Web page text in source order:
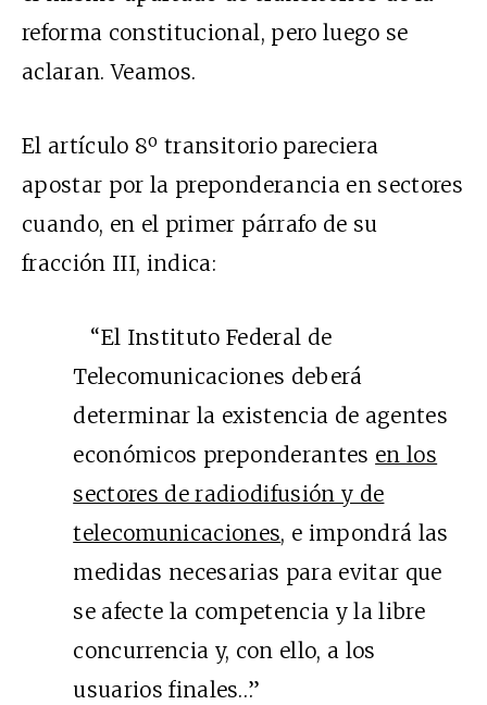
reforma constitucional, pero luego se
aclaran. Veamos.
El artículo 8º transitorio pareciera
apostar por la preponderancia en sectores
cuando, en el primer párrafo de su
fracción III, indica:
“El Instituto Federal de
Telecomunicaciones deberá
determinar la existencia de agentes
económicos preponderantes en los
sectores de radiodifusión y de
telecomunicaciones, e impondrá las
medidas necesarias para evitar que
se afecte la competencia y la libre
concurrencia y, con ello, a los
usuarios finales…”